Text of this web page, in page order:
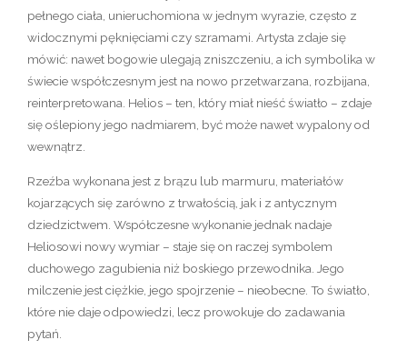
pełnego ciała, unieruchomiona w jednym wyrazie, często z
widocznymi pęknięciami czy szramami. Artysta zdaje się
mówić: nawet bogowie ulegają zniszczeniu, a ich symbolika w
świecie współczesnym jest na nowo przetwarzana, rozbijana,
reinterpretowana. Helios – ten, który miał nieść światło – zdaje
się oślepiony jego nadmiarem, być może nawet wypalony od
wewnątrz.
Rzeźba wykonana jest z brązu lub marmuru, materiałów
kojarzących się zarówno z trwałością, jak i z antycznym
dziedzictwem. Współczesne wykonanie jednak nadaje
Heliosowi nowy wymiar – staje się on raczej symbolem
duchowego zagubienia niż boskiego przewodnika. Jego
milczenie jest ciężkie, jego spojrzenie – nieobecne. To światło,
które nie daje odpowiedzi, lecz prowokuje do zadawania
pytań.